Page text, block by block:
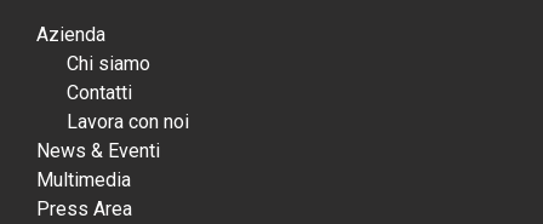
Azienda
Chi siamo
Contatti
Lavora con noi
News & Eventi
Multimedia
Press Area